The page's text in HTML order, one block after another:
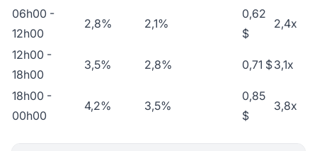
06h00 -
12h00
2,8% 2,1%
0,62
$
2,4x
12h00 -
18h00
3,5% 2,8% 0,71 $3,1x
18h00 -
00h00
4,2% 3,5%
0,85
$
3,8x